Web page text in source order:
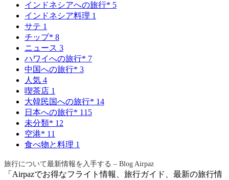
インドネシアへの旅行* 5
インドネシア料理 1
サテ 1
チップ* 8
ニュース 3
ハワイへの旅行* 7
中国への旅行* 3
人気 4
喫茶店 1
大韓民国への旅行* 14
日本への旅行* 115
未分類* 12
空港* 11
食べ物と料理 1
旅行について最新情報を入手する – Blog Airpaz
「Airpazでお得なフライト情報、旅行ガイド、最新の旅行情